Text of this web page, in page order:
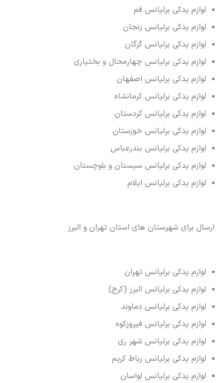
لوازم یدکی برلیانس قم
لوازم یدکی برلیانس زنجان
لوازم یدکی برلیانس گرگان
لوازم یدکی برلیانس چهارمحال و بختیاری
لوازم یدکی برلیانس اصفهان
لوازم یدکی برلیانس کرمانشاه
لوازم یدکی برلیانس کردستان
لوازم یدکی برلیانس خوزستان
لوازم یدکی برلیانس بندرعباس
لوازم یدکی برلیانس سیستان و بلوچستان
لوازم یدکی برلیانس ایلام
ارسال برای شهرستان های استان تهران و البرز
لوازم یدکی برلیانس تهران
لوازم یدکی برلیانس البرز (کرج)
لوازم یدکی برلیانس دماوند
لوازم یدکی برلیانس فیروزکوه
لوازم یدکی برلیانس شهر ری
لوازم یدکی برلیانس رباط کریم
لوازم یدکی برلیانس لواسان